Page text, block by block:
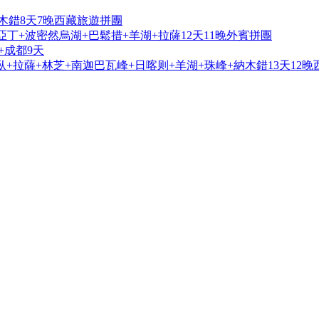
錯8天7晚西藏旅遊拼團
+波密然烏湖+巴鬆措+羊湖+拉薩12天11晚外賓拼團
都9天
拉薩+林芝+南迦巴瓦峰+日喀则+羊湖+珠峰+納木錯13天12晚